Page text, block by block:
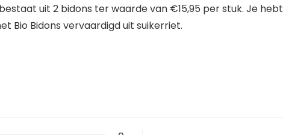
uit 2 bidons ter waarde van €15,95 per stuk. Je hebt
Bio Bidons vervaardigd uit suikerriet.